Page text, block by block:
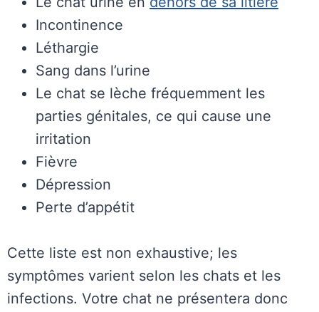
Incontinence
Léthargie
Sang dans l’urine
Le chat se lèche fréquemment les
parties génitales, ce qui cause une
irritation
Fièvre
Dépression
Perte d’appétit
Cette liste est non exhaustive; les
symptômes varient selon les chats et les
infections. Votre chat ne présentera donc